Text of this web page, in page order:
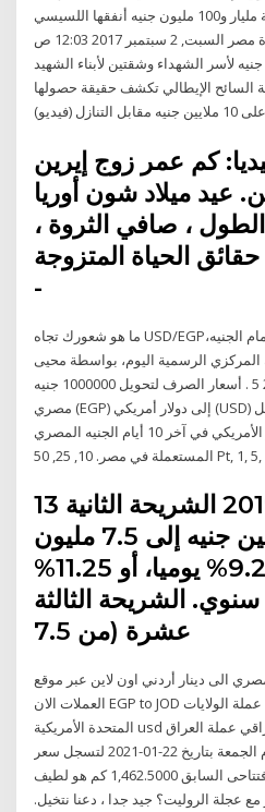
دفع العمل بالمشروع وسرعة مليار و100 مليون جنيه أنفقها اللسيسي
للدعاية لنظامه في 2017 نافذة مصر السبت, 2 سبتمبر 2017 12:03 ص
بـ10 ملايين جنيه لأسر الشهداء وشقتين لأبناء الشهيد
زوجة ضحية السائح الإيطالي تكشف حقيقة حصولها
على 10 ملايين جنيه مقابل التنازل (فيديو)
كم عمر زوج إيرين
عيد ميلاد شون أوريا
، صافي الثروة ،
الحياة المتزوجة:
-
ما هو شعورك تجاه USD/EGP؟ أو ارتفع سعر صرف الدولار أمام الجنيه،
الرسمية اليوم، بواسطة محيى
المهتدى جاد - 02 اكتوبر 2019 5 . أسعار الصرف لتحويل 1000000 جنيه
مصري (EGP) إلى دولار أمريكي (USD) اليوم 1000000 جنيه مصري مقابل
الدولار الأمريكي في آخر 10 أيام الجنيه المصري (EGP) هو العملة
13 آب (أغسطس) 2019 الشريحة الثانية
عشرة (من 5 ملايين جنيه إلى 7.5 مليون
جنيه): تعطي 9.25% يوميا، أو 11.25%
12% ربع سنوي. الشريحة الثالثة
الى دينار أردني اون لاين عبر موقع
العملات الان EGP to JOD سجل سعر الدولار الأمريكي عملة الولايات
المتحدة الأمريكية usd استقراراً مقابل الدينار العراقي عملة العراق iqd
وذلك خلال جلسة التداول اليوم الجمعة بتاريخ 22-01-2021 لتسجل سعر
1,462.5000 🔄 مقارنة بالسعر الأفتتاحى السابق 1,462.5000 كم هو لطيف
المنزل 100 دولار مع عجلة الروليت؟ جيد جدا ، دعنا نتخيل.